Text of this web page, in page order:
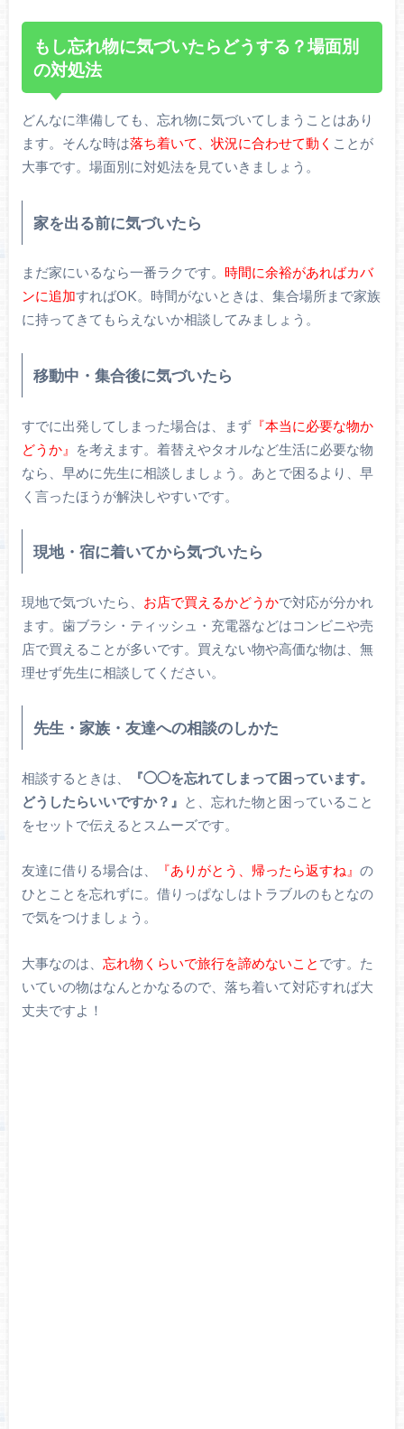
もし忘れ物に気づいたらどうする？場面別
の対処法
どんなに準備しても、忘れ物に気づいてしまうことはあり
ます。そんな時は落ち着いて、状況に合わせて動く ことが
大事です。場面別に対処法を見ていきましょう。
家を出る前に気づいたら
まだ家にいるなら一番ラクです。 時間に余裕があればカバ
ンに追加すればOK。時間がないときは、集合場所まで家族
に持ってきてもらえないか相談してみましょう。
移動中・集合後に気づいたら
すでに出発してしまった場合は、まず『本当に必要な物か
どうか』
を考えます。着替えやタオルなど生活に必要な物
なら、早めに先生に相談しましょう。あとで困るより、早
く言ったほうが解決しやすいです。
現地・宿に着いてから気づいたら
現地で気づいたら、 お店で買えるかどうかで対応が分かれ
ます。歯ブラシ・ティッシュ・充電器などはコンビニや売
店で買えることが多いです。買えない物や高価な物は、無
理せず先生に相談してください。
先生・家族・友達への相談のしかた
相談するときは、
『◯◯を忘れてしまって困っています。
どうしたらいいですか？』
と、忘れた物と困っていること
をセットで伝えるとスムーズです。
友達に借りる場合は、 『ありがとう、帰ったら返すね』 の
ひとことを忘れずに。借りっぱなしはトラブルのもとなの
で気をつけましょう。
大事なのは、 忘れ物くらいで旅行を諦めないこと です。た
いていの物はなんとかなるので、落ち着いて対応すれば大
丈夫ですよ！